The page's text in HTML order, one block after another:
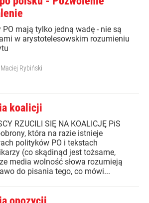
PO mają tylko jedną wadę - nie są
w arystotelesowskim rozumieniu
Maciej Rybiński
koalicji
RZUCILI SIĘ NA KOALICJĘ PiS
która na razie istnieje
polityków PO i tekstach
(co skądinąd jest tożsame,
media wolność słowa rozumieją
do pisania tego, co mówi...